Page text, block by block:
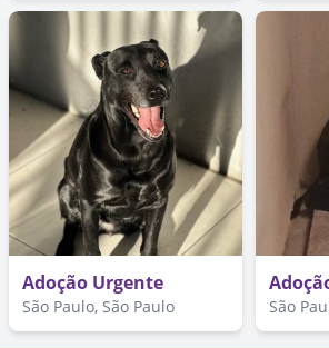
Adoção Urgente
São Paulo, São Paulo São